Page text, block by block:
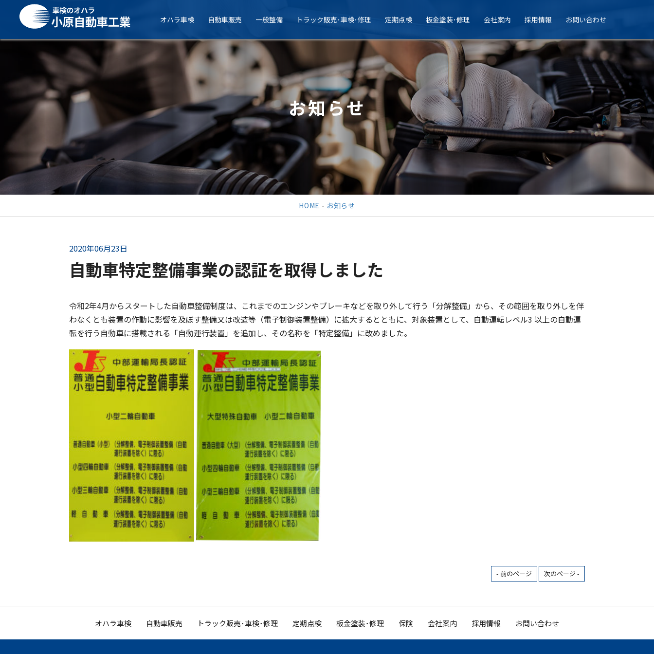
オハラ車検 自動車販売 一般整備 トラック販売･車検･修理 定期点検 板金塗装･修理 会社案内 採用情報 お問い合わせ
お知らせ
HOME - お知らせ
2020年06月23日
自動車特定整備事業の認証を取得しました
令和2年4月からスタートした自動車整備制度は、これまでのエンジンやブレーキなどを取り外して行う「分解整備」から、その範囲を取り外しを伴
わなくとも装置の作動に影響を及ぼす整備又は改造等（電子制御装置整備）に拡大するとともに、対象装置として、自動運転レベル3 以上の自動運
転を行う自動車に搭載される「自動運行装置」を追加し、その名称を「特定整備」に改めました。
- 前のページ 次のページ -
オハラ車検 自動車販売 トラック販売･車検･修理 定期点検 板金塗装･修理 保険 会社案内 採用情報 お問い合わせ